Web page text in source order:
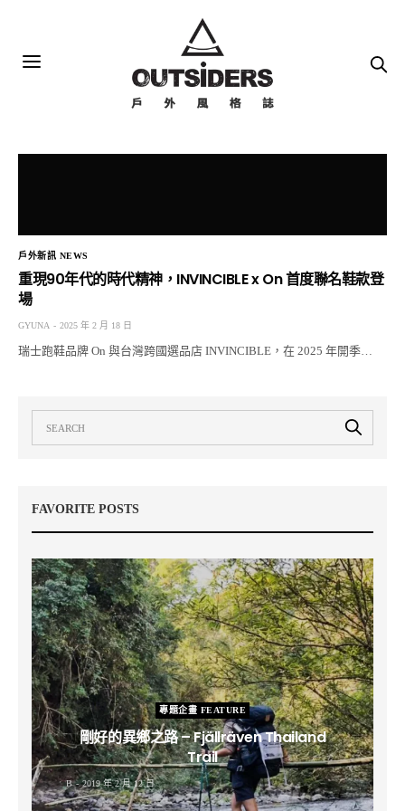
戶外新訊 NEWS
重現90年代的時代精神，INVINCIBLE x On 首度聯名鞋款登
場
GYUNA 2025 年 2 月 18 日
瑞士跑鞋品牌 On 與台灣跨國選品店 INVINCIBLE，在 2025 年開季…
FAVORITE POSTS
專題企畫 FEATURE
剛好的異鄉之路 – Fjällräven Thailand
Trail
B 2019 年 2 月 12 日